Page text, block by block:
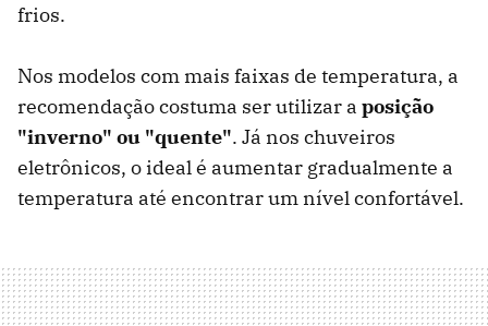
frios.
Nos modelos com mais faixas de temperatura, a
recomendação costuma ser utilizar a posição
"inverno" ou "quente". Já nos chuveiros
eletrônicos, o ideal é aumentar gradualmente a
temperatura até encontrar um nível confortável.